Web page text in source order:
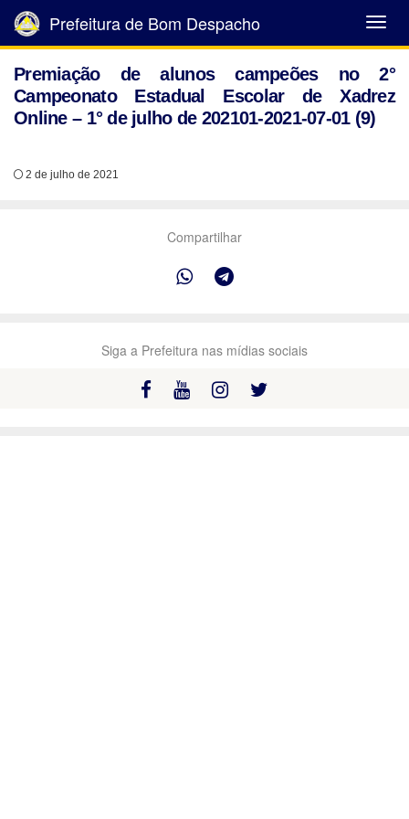
Abrir
Menu
Prefeitura de Bom Despacho
Premiação de alunos campeões no 2°
Campeonato Estadual Escolar de Xadrez
Online – 1° de julho de 202101-2021-07-01 (9)
2 de julho de 2021
Compartilhar
Siga a Prefeitura nas mídias sociais